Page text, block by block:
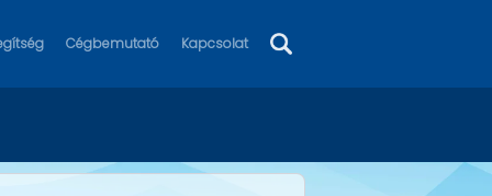
Cégbemutató Kapcsolat